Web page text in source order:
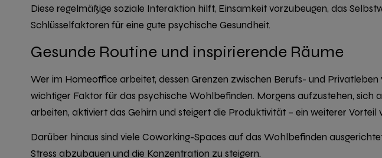
Diese regelmäßige soziale Interaktion hilft, Einsamkeit vorzubeugen, das
Schlüsselfaktoren für eine gute psychische Gesundheit.
Gesunde Routine und inspirierende Räume
Wer im Homeoffice arbeitet, dessen Grenzen zwischen Berufs- und
wichtiger Faktor für das psychische Wohlbefinden. Morgens aufzustehen, sich
arbeiten, aktiviert das Gehirn und steigert die Produktivität – ein weiterer
Darüber hinaus sind viele Coworking-Spaces auf das Wohlbefinden
Stress abzubauen und die Konzentration zu steigern.